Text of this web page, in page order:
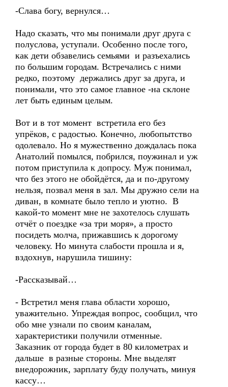
-Слава богу, вернулся…
Надо сказать, что мы понимали друг друга с
полуслова, уступали. Особенно после того,
как дети обзавелись семьями и разъехались
по большим городам. Встречались с ними
редко, поэтому держались друг за друга, и
понимали, что это самое главное -на склоне
лет быть единым целым.
Вот и в тот момент встретила его без
упрёков, с радостью. Конечно, любопытство
одолевало. Но я мужественно дождалась пока
Анатолий помылся, побрился, поужинал и уж
потом приступила к допросу. Муж понимал,
что без этого не обойдётся, да и по-другому
нельзя, позвал меня в зал. Мы дружно сели на
диван, в комнате было тепло и уютно. В
какой-то момент мне не захотелось слушать
отчёт о поездке «за три моря», а просто
посидеть молча, прижавшись к дорогому
человеку. Но минута слабости прошла и я,
вздохнув, нарушила тишину:
-Рассказывай…
- Встретил меня глава области хорошо,
уважительно. Упреждая вопрос, сообщил, что
обо мне узнали по своим каналам,
характеристики получили отменные.
Заказник от города будет в 80 километрах и
дальше в разные стороны. Мне выделят
внедорожник, зарплату буду получать, минуя
кассу…